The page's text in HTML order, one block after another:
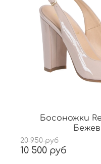
Босоножки
20 950 руб
10 500 руб